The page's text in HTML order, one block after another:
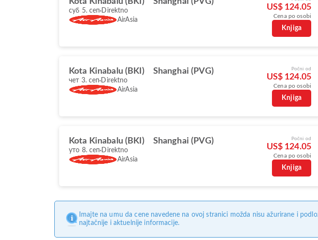
суб 5. сеп Direktno
AirAsia
US$ 124.05
Cena po osobi
Knjiga
Kota Kinabalu (BKI) Shanghai (PVG)
чет 3. сеп Direktno
AirAsia
Počni od
US$ 124.05
Cena po osobi
Knjiga
Kota Kinabalu (BKI) Shanghai (PVG)
уто 8. сеп Direktno
AirAsia
Počni od
US$ 124.05
Cena po osobi
Knjiga
Imajte na umu da cene navedene na ovoj stranici možda nisu ažurirane i
najtačnije i aktuelnije informacije.